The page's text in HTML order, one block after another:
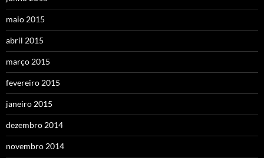
maio 2015
abril 2015
março 2015
fevereiro 2015
janeiro 2015
dezembro 2014
novembro 2014